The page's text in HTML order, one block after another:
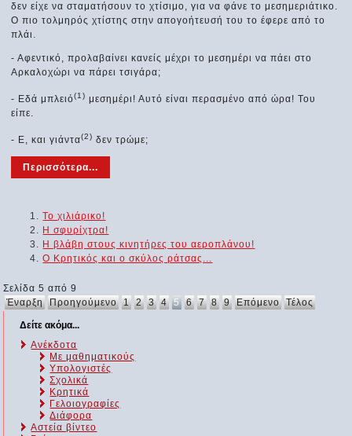
δεν είχε να σταματήσουν το χτίσιμο, για να φάνε το μεσημεριάτικο.
Ο πιο τολμηρός χτίστης στην απογοήτευσή του το έφερε από το
πλάι.
- Αφεντικό, προλαβαίνει κανείς μέχρι το μεσημέρι να πάει στο
Αρκαλοχώρι να πάρει τσιγάρα;
- Εδά μπλειό(1) μεσημέρι! Αυτό είναι περασμένο από ώρα! Του
είπε.
- Ε, και γιάντα(2) δεν τρώμε;
Περισσότερα...
Το χιλιάρικο!
Η σφυρίχτρα!
Η βλάβη στους κινητήρες του αεροπλάνου!
Ο Κρητικός και ο σκύλος ράτσας...
Σελίδα 5 από 9
Έναρξη Προηγούμενο 1 2 3 4 5 6 7 8 9 Επόμενο Τέλος
Δείτε ακόμα...
Ανέκδοτα
Με μαθηματικούς
Υπολογιστές
Σχολικά
Κρητικά
Γελοιογραφίες
Διάφορα
Αστεία βίντεο